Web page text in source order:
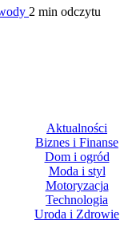
2 min odczytu
Aktualności
Biznes i Finanse
Dom i ogród
Moda i styl
Motoryzacja
Technologia
Uroda i Zdrowie